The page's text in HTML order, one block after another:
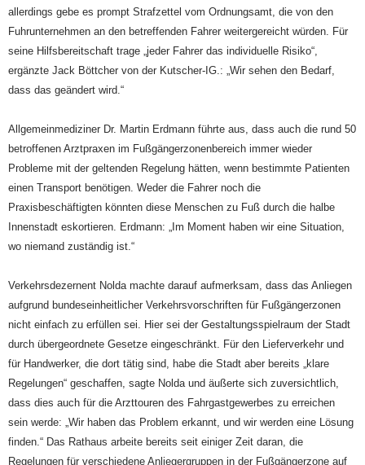
allerdings gebe es prompt Strafzettel vom Ordnungsamt, die von den
Fuhrunternehmen an den betreffenden Fahrer weitergereicht würden. Für
seine Hilfsbereitschaft trage „jeder Fahrer das individuelle Risiko“,
ergänzte Jack Böttcher von der Kutscher-IG.: „Wir sehen den Bedarf,
dass das geändert wird.“
Allgemeinmediziner Dr. Martin Erdmann führte aus, dass auch die rund 50
betroffenen Arztpraxen im Fußgängerzonenbereich immer wieder
Probleme mit der geltenden Regelung hätten, wenn bestimmte Patienten
einen Transport benötigen. Weder die Fahrer noch die
Praxisbeschäftigten könnten diese Menschen zu Fuß durch die halbe
Innenstadt eskortieren. Erdmann: „Im Moment haben wir eine Situation,
wo niemand zuständig ist.“
Verkehrsdezernent Nolda machte darauf aufmerksam, dass das Anliegen
aufgrund bundeseinheitlicher Verkehrsvorschriften für Fußgängerzonen
nicht einfach zu erfüllen sei. Hier sei der Gestaltungsspielraum der Stadt
durch übergeordnete Gesetze eingeschränkt. Für den Lieferverkehr und
für Handwerker, die dort tätig sind, habe die Stadt aber bereits „klare
Regelungen“ geschaffen, sagte Nolda und äußerte sich zuversichtlich,
dass dies auch für die Arzttouren des Fahrgastgewerbes zu erreichen
sein werde: „Wir haben das Problem erkannt, und wir werden eine Lösung
finden.“ Das Rathaus arbeite bereits seit einiger Zeit daran, die
Regelungen für verschiedene Anliegergruppen in der Fußgängerzone auf